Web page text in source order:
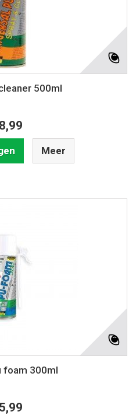
500ml
Meer
foam 300ml